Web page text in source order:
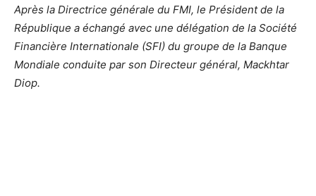
Après la Directrice générale du FMI, le Président de la
République a échangé avec une délégation de la Société
Financière Internationale (SFI) du groupe de la Banque
Mondiale conduite par son Directeur général, Mackhtar
Diop.